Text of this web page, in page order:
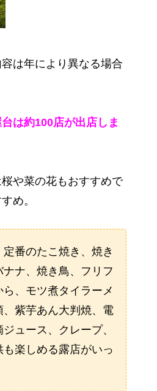
は年により異なる場合
は約100店が出店しま
や菜の花もおすすめで
め。
番のたこ焼き、焼き
ナ、焼き鳥、フリフ
ら、モツ煮タイラーメ
、紫芋あん大判焼、電
ュース、クレープ、
楽しめる露店がいっ